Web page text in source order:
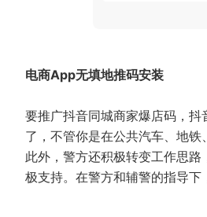
电商App无填地推码安装
要推广抖音同城商家爆店码，
了，不管你是在公共汽车、地
此外，警方还积极转变工作思
极支持。在警方和辅警的指导